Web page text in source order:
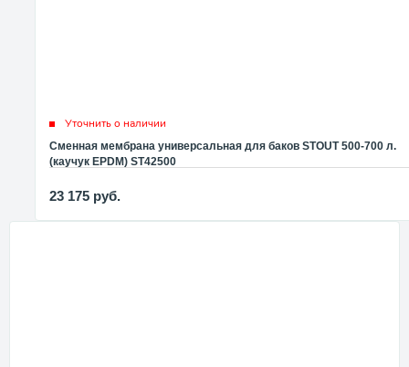
Уточнить о наличии
Сменная мембрана универсальная для баков STOUT 500-700 л.
(каучук EPDM) ST42500
23 175 руб.